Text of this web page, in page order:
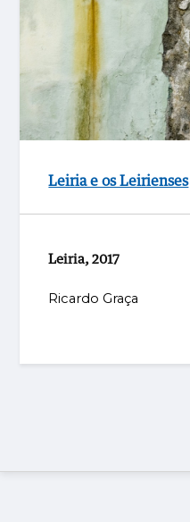
Leiria e os Leirienses
Leiria, 2017
Ricardo Graça